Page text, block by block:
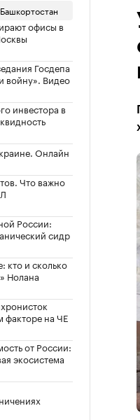
Башкортостан
офисы в
Госдепа
войну». Видео
инвестора в
Онлайн
Что важно
России:
сидр
кто и сколько
Нолана
факторе на ЧЕ
от России:
экосистема